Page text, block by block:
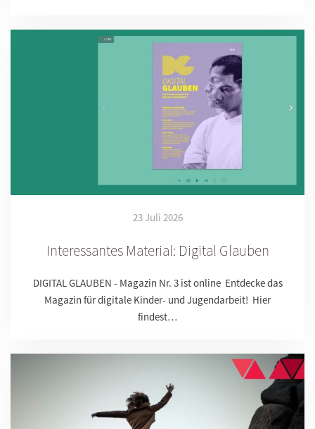
23 Juli 2026
Interessantes Material: Digital Glauben
DIGITAL GLAUBEN - Magazin Nr. 3 ist online Entdecke das
Magazin für digitale Kinder- und Jugendarbeit! Hier
findest…